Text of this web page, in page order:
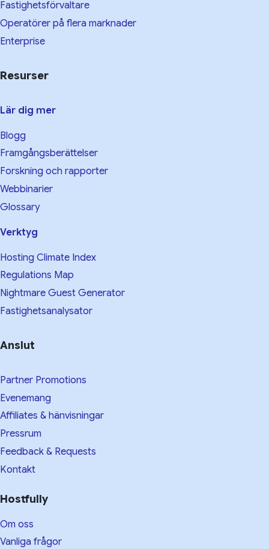
Fastighetsförvaltare
Operatörer på flera marknader
Enterprise
Resurser
Lär dig mer
Blogg
Framgångsberättelser
Forskning och rapporter
Webbinarier
Glossary
Verktyg
Hosting Climate Index
Regulations Map
Nightmare Guest Generator
Fastighetsanalysator
Anslut
Partner Promotions
Evenemang
Affiliates & hänvisningar
Pressrum
Feedback & Requests
Kontakt
Hostfully
Om oss
Vanliga frågor